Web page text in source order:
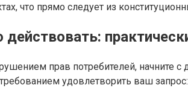
что прямо следует из
действовать:
прав потребителей, начните
удовлетворить ваш